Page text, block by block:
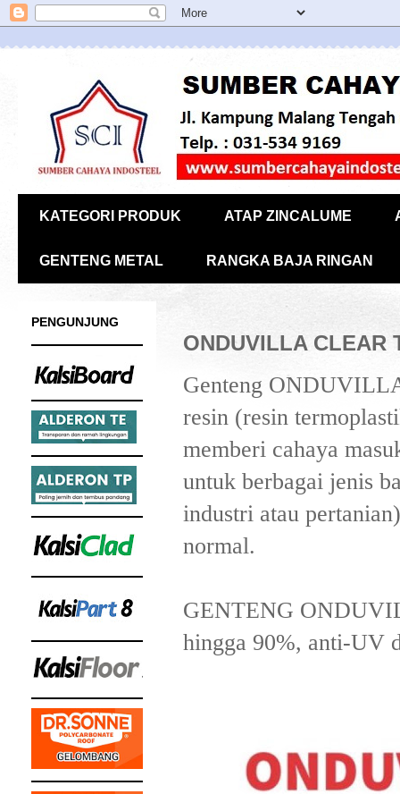
KATEGORI PRODUK ATAP ZINCALUME
GENTENG METAL RANGKA BAJA RINGAN
ONDUVILLA CLEAR
Genteng
resin (resin
memberi cahaya
untuk berbagai jenis
industri atau
normal.
GENTENG
hingga 90%, anti-UV
PENGUNJUNG